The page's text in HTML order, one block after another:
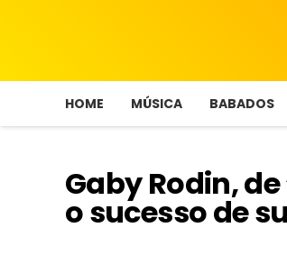
HOME MÚSICA BABADOS
Gaby Rodin,
o sucesso de